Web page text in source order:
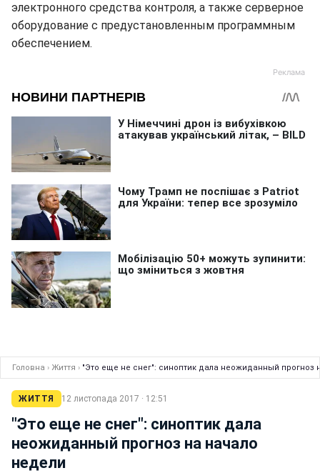
электронного средства контроля, а также серверное
оборудование с предустановленным программным
обеспечением.
Головна › Життя › "Это еще не снег": синоптик дала неожиданный прогноз
ЖИТТЯ 12 листопада 2017 · 12:51
"Это еще не снег": синоптик дала
неожиданный прогноз на начало
недели